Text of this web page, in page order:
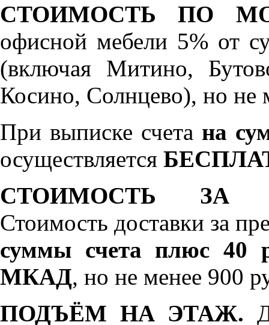
СТОИМОСТЬ ПО
офисной мебели 5% от
(включая Митино,
Косино, Солнцево), но не
При выписке счета на
осуществляется
СТОИМОСТЬ ЗА
Стоимость доставки за
суммы счета плюс 40
МКАД, но не менее 900
ПОДЪЁМ НА ЭТАЖ.